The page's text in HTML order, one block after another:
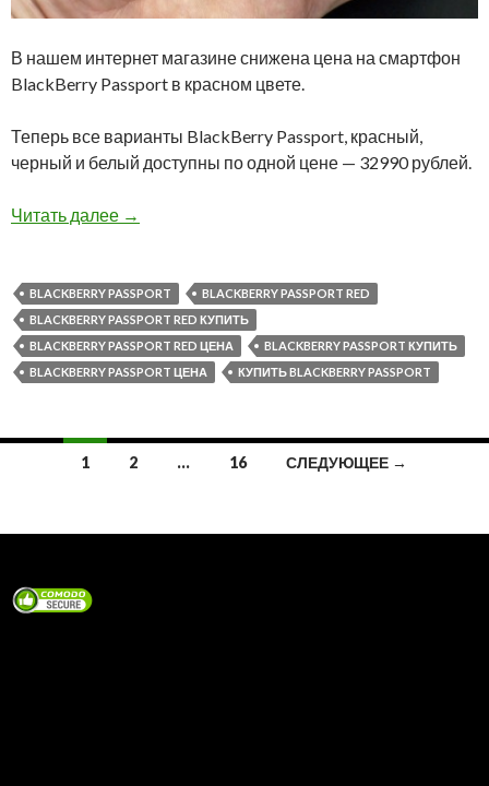
В нашем интернет магазине снижена цена на смартфон
BlackBerry Passport в красном цвете.
Теперь все варианты BlackBerry Passport, красный,
черный и белый доступны по одной цене — 32990 рублей.
Читать далее Снижена цена на красный BlackBerry
→
BLACKBERRY PASSPORT
BLACKBERRY PASSPORT RED
BLACKBERRY PASSPORT RED КУПИТЬ
BLACKBERRY PASSPORT RED ЦЕНА
BLACKBERRY PASSPORT КУПИТЬ
BLACKBERRY PASSPORT ЦЕНА
КУПИТЬ BLACKBERRY PASSPORT
Навигация
записям
1 2 … 16 СЛЕДУЮЩЕЕ →